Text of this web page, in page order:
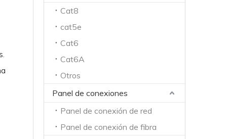
Cat8
cat5e
Cat6
Cat6A
Otros
Panel de conexiones
Panel de conexión de red
Panel de conexión de fibra